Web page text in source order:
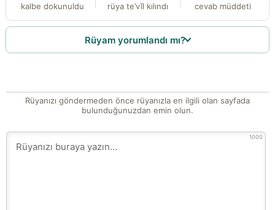
kalbe dokunuldu rüya te’vîl kılındı cevab müddeti
Rüyam yorumlandı mı?
Rüyanızı göndermeden önce rüyanızla en ilgili olan sayfada
bulunduğunuzdan emin olun.
1000